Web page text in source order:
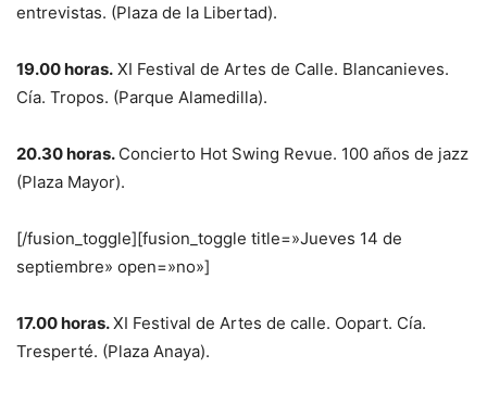
entrevistas. (Plaza de la Libertad).
19.00 horas. XI Festival de Artes de Calle. Blancanieves.
Cía. Tropos. (Parque Alamedilla).
20.30 horas. Concierto Hot Swing Revue. 100 años de jazz
(Plaza Mayor).
[/fusion_toggle][fusion_toggle title=»Jueves 14 de
septiembre» open=»no»]
17.00 horas.XI Festival de Artes de calle. Oopart. Cía.
Tresperté. (Plaza Anaya).